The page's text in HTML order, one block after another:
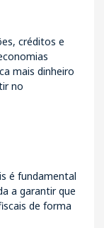
créditos e
mais dinheiro
no
é fundamental
a garantir que
de forma